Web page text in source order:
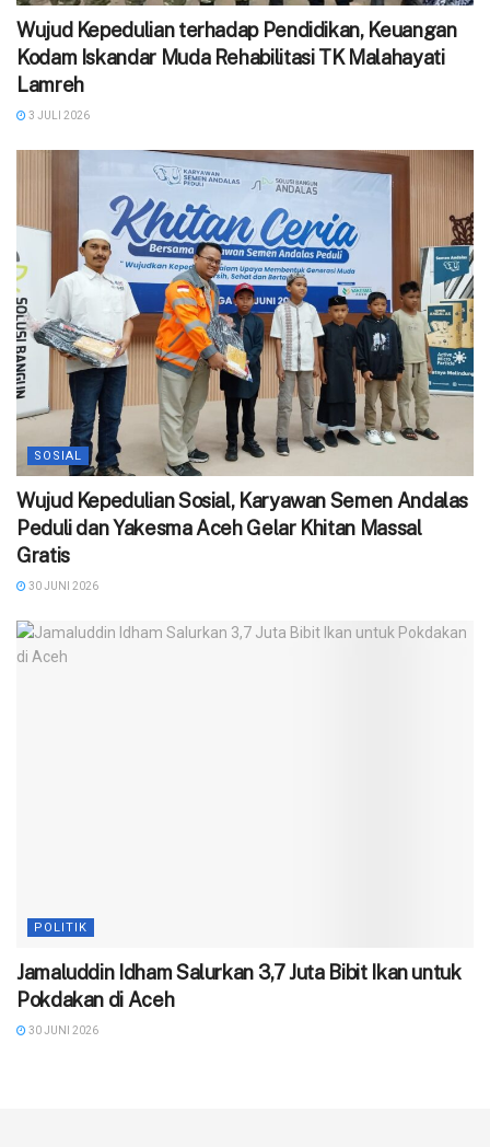
Wujud Kepedulian terhadap Pendidikan, Keuangan
Kodam Iskandar Muda Rehabilitasi TK Malahayati
Lamreh
3 JULI 2026
SOSIAL
Wujud Kepedulian Sosial, Karyawan Semen Andalas
Peduli dan Yakesma Aceh Gelar Khitan Massal
Gratis
30 JUNI 2026
POLITIK
Jamaluddin Idham Salurkan 3,7 Juta Bibit Ikan untuk
Pokdakan di Aceh
30 JUNI 2026